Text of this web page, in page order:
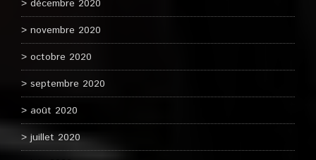
décembre 2020
novembre 2020
octobre 2020
septembre 2020
août 2020
juillet 2020